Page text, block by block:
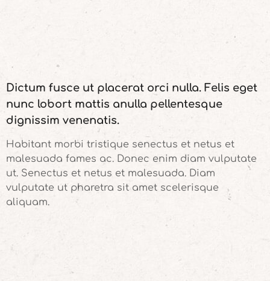
Dictum fusce ut placerat orci nulla. Felis eget
nunc lobort mattis anulla pellentesque
dignissim venenatis.
Habitant morbi tristique senectus et netus et
malesuada fames ac. Donec enim diam vulputate
ut. Senectus et netus et malesuada. Diam
vulputate ut pharetra sit amet scelerisque
aliquam.